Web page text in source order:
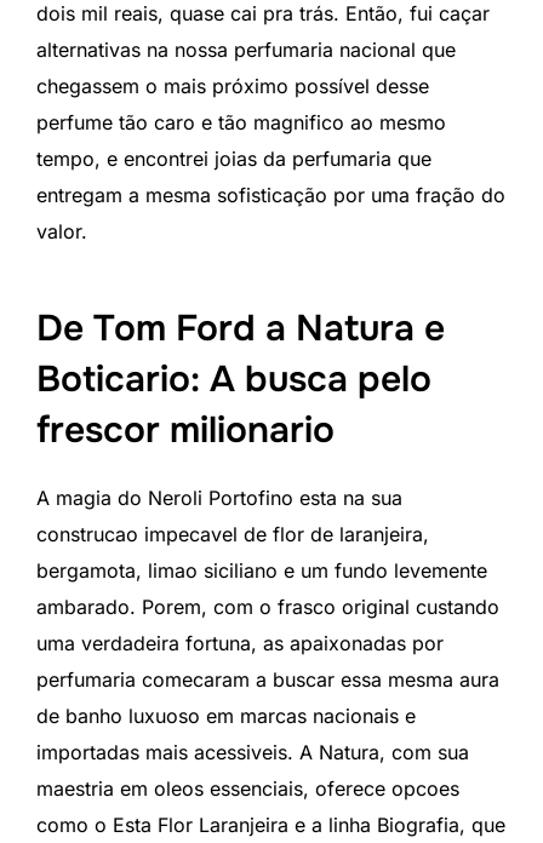
dois mil reais, quase cai pra trás. Então, fui caçar
alternativas na nossa perfumaria nacional que
chegassem o mais próximo possível desse
perfume tão caro e tão magnifico ao mesmo
tempo, e encontrei joias da perfumaria que
entregam a mesma sofisticação por uma fração do
valor.
De Tom Ford a Natura e
Boticario: A busca pelo
frescor milionario
A magia do Neroli Portofino esta na sua
construcao impecavel de flor de laranjeira,
bergamota, limao siciliano e um fundo levemente
ambarado. Porem, com o frasco original custando
uma verdadeira fortuna, as apaixonadas por
perfumaria comecaram a buscar essa mesma aura
de banho luxuoso em marcas nacionais e
importadas mais acessiveis. A Natura, com sua
maestria em oleos essenciais, oferece opcoes
como o Esta Flor Laranjeira e a linha Biografia, que